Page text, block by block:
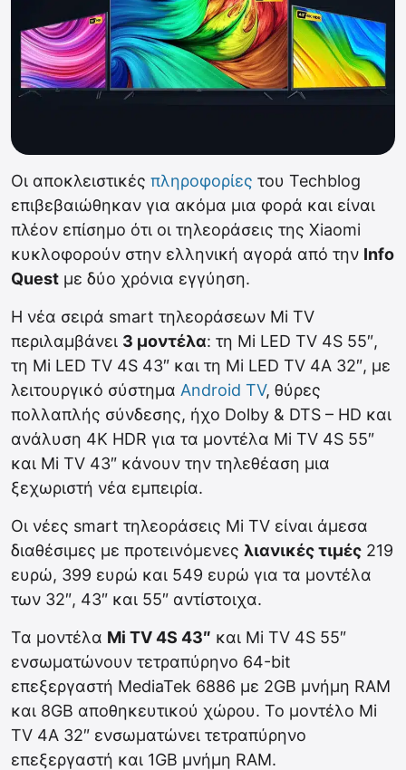
Οι αποκλειστικές πληροφορίες του Techblog
επιβεβαιώθηκαν για ακόμα μια φορά και είναι
πλέον επίσημο ότι οι τηλεοράσεις της Xiaomi
κυκλοφορούν στην ελληνική αγορά από την Info
Quest με δύο χρόνια εγγύηση.
H νέα σειρά smart τηλεοράσεων Mi TV
περιλαμβάνει 3 μοντέλα: τη Mi LED TV 4S 55″,
τη Mi LED TV 4S 43″ και τη Mi LED TV 4A 32″, με
λειτουργικό σύστημα Android TV, θύρες
πολλαπλής σύνδεσης, ήχο Dolby & DTS – HD και
ανάλυση 4K HDR για τα μοντέλα Mi TV 4S 55″
και Mi TV 43″ κάνουν την τηλεθέαση μια
ξεχωριστή νέα εμπειρία.
Οι νέες smart τηλεοράσεις Mi TV είναι άμεσα
διαθέσιμες με προτεινόμενες λιανικές τιμές 219
ευρώ, 399 ευρώ και 549 ευρώ για τα μοντέλα
των 32″, 43″ και 55″ αντίστοιχα.
Τα μοντέλα Mi TV 4S 43″ και Mi TV 4S 55″
ενσωματώνουν τετραπύρηνο 64-bit
επεξεργαστή MediaTek 6886 με 2GB μνήμη RAM
και 8GB αποθηκευτικού χώρου. Το μοντέλο Mi
TV 4A 32″ ενσωματώνει τετραπύρηνο
επεξεργαστή και 1GB μνήμη RAM.